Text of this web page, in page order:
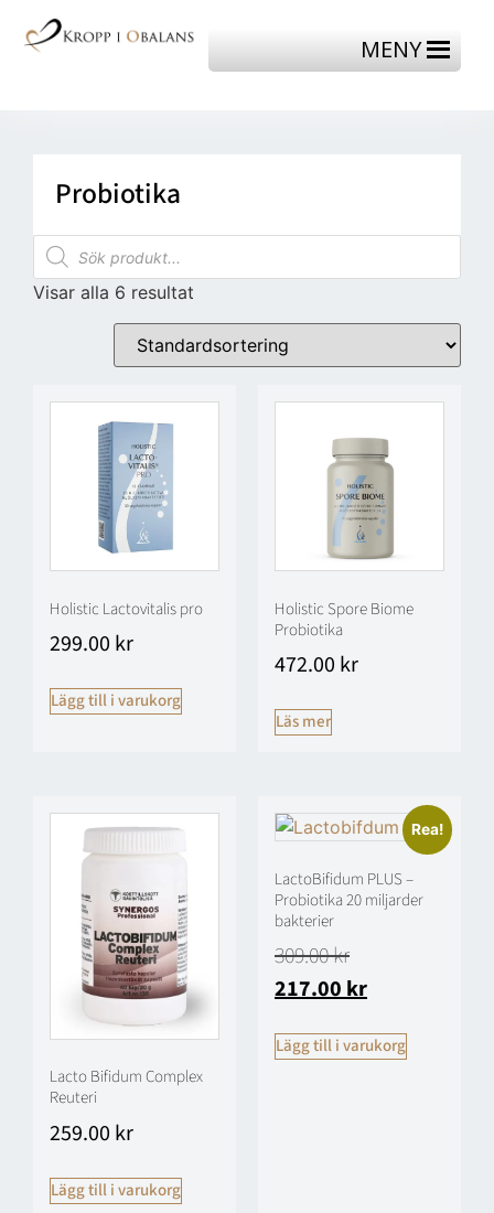
MENY
Probiotika
Visar alla 6 resultat
Holistic Lactovitalis pro
299.00 kr
Lägg till i varukorg
Holistic Spore Biome
Probiotika
472.00 kr
Läs mer
Lacto Bifidum Complex
Reuteri
259.00 kr
Lägg till i varukorg
Rea!
LactoBifidum PLUS –
Probiotika 20 miljarder
bakterier
309.00kr
217.00kr
Lägg till i varukorg